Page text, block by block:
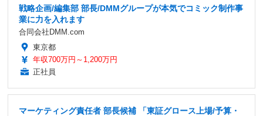
戦略企画/編集部 部長/DMMグループが本気でコミック制作事
業に力を入れます
合同会社DMM.com
東京都
年収700万円～1,200万円
正社員
マーケティング責任者 部長候補 「東証グロース上場/予算・